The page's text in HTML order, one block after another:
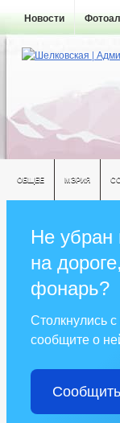
Новости
ОБЩЕЕ МЭРИЯ
Не убран
на
фонарь?
Столкнулись
сообщите о